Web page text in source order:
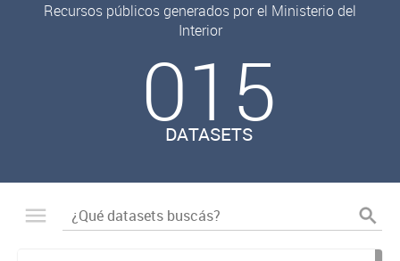
Recursos públicos generados por el Ministerio del
Interior
015
DATASETS